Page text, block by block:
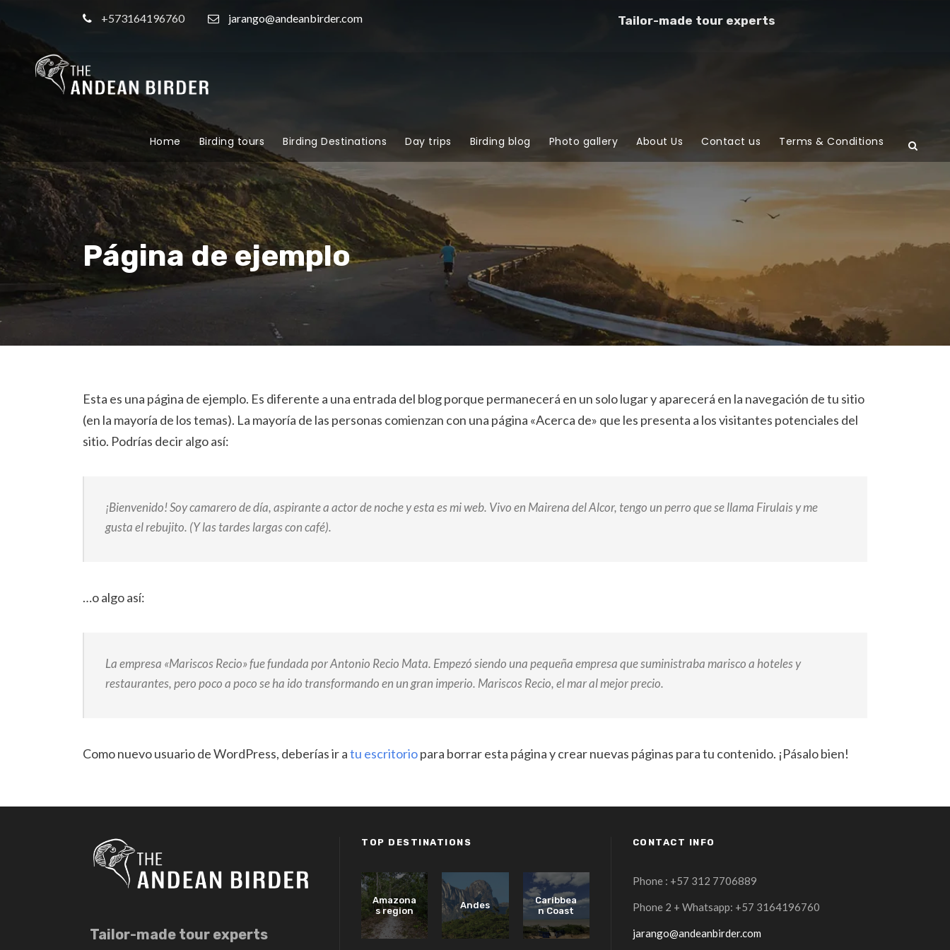
+573164196760 jarango@andeanbirder.com Tailor-made tour experts
Home Birding tours Birding Destinations Day trips Birding blog Photo gallery About Us Contact us Terms & Conditions
Página de ejemplo
Esta es una página de ejemplo. Es diferente a una entrada del blog porque permanecerá en un solo lugar y aparecerá en la navegación de tu sitio
(en la mayoría de los temas). La mayoría de las personas comienzan con una página «Acerca de» que les presenta a los visitantes potenciales del
sitio. Podrías decir algo así:
¡Bienvenido! Soy camarero de día, aspirante a actor de noche y esta es mi web. Vivo en Mairena del Alcor, tengo un perro que se llama Firulais y me
gusta el rebujito. (Y las tardes largas con café).
…o algo así:
La empresa «Mariscos Recio» fue fundada por Antonio Recio Mata. Empezó siendo una pequeña empresa que suministraba marisco a hoteles y
restaurantes, pero poco a poco se ha ido transformando en un gran imperio. Mariscos Recio, el mar al mejor precio.
Como nuevo usuario de WordPress, deberías ir atu escritoriopara borrar esta página y crear nuevas páginas para tu contenido. ¡Pásalo bien!
Tailor-made tour experts
TOP DESTINATIONS
Amazona
s region
Andes
Caribbea
n Coast
CONTACT INFO
Phone : +57 312 7706889
Phone 2 + Whatsapp: +57 3164196760
jarango@andeanbirder.com